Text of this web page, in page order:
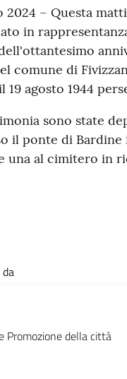
2024 – Questa
in
comune di
19 agosto 1944
sono state
il ponte di
una al cimitero in
Promozione della città